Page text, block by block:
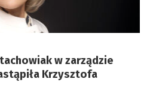
w zarządzie
Krzysztofa